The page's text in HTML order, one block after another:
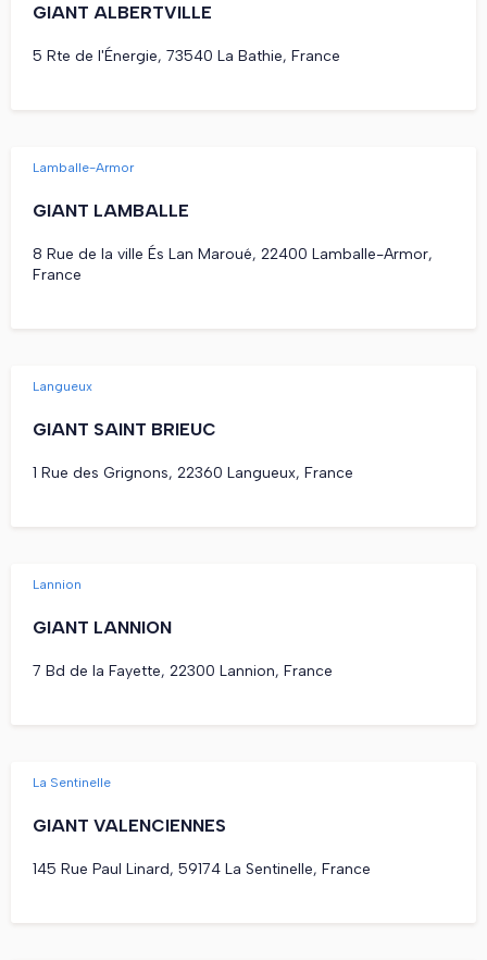
GIANT ALBERTVILLE
5 Rte de l'Énergie, 73540 La Bathie, France
Lamballe-Armor
GIANT LAMBALLE
8 Rue de la ville És Lan Maroué, 22400 Lamballe-Armor,
France
Langueux
GIANT SAINT BRIEUC
1 Rue des Grignons, 22360 Langueux, France
Lannion
GIANT LANNION
7 Bd de la Fayette, 22300 Lannion, France
La Sentinelle
GIANT VALENCIENNES
145 Rue Paul Linard, 59174 La Sentinelle, France